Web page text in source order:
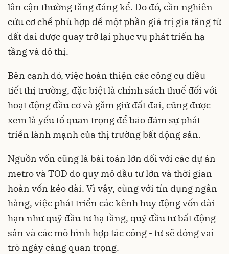
lân cận thường tăng đáng kể. Do đó, cần nghiên
cứu cơ chế phù hợp để một phần giá trị gia tăng từ
đất đai được quay trở lại phục vụ phát triển hạ
tầng và đô thị.
Bên cạnh đó, việc hoàn thiện các công cụ điều
tiết thị trường, đặc biệt là chính sách thuế đối với
hoạt động đầu cơ và găm giữ đất đai, cũng được
xem là yếu tố quan trọng để bảo đảm sự phát
triển lành mạnh của thị trường bất động sản.
Nguồn vốn cũng là bài toán lớn đối với các dự án
metro và TOD do quy mô đầu tư lớn và thời gian
hoàn vốn kéo dài. Vì vậy, cùng với tín dụng ngân
hàng, việc phát triển các kênh huy động vốn dài
hạn như quỹ đầu tư hạ tầng, quỹ đầu tư bất động
sản và các mô hình hợp tác công - tư sẽ đóng vai
trò ngày càng quan trọng.